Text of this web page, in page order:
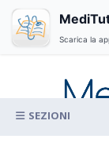
content
for:
Scarica la